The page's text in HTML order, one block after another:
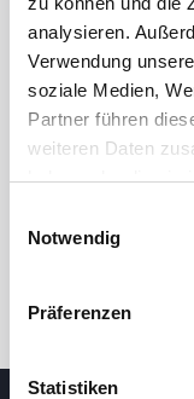
analysieren.
Verwendung
soziale Medien,
Partner führen
weiteren Daten
haben oder die sie
Notwendig
Präferenzen
Statistiken
24 Std.